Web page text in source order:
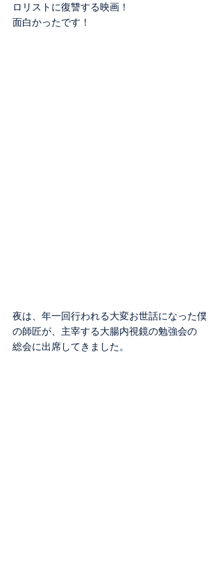
ロリストに復讐する映画！
面白かったです！
夜は、年一回行われる大変お世話になった僕
の師匠が、主宰する大腸内視鏡の勉強会の
総会に出席してきました。